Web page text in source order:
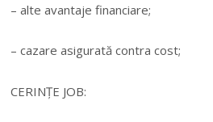
– alte avantaje financiare;
– cazare asigurată contra cost;
CERINȚE JOB: